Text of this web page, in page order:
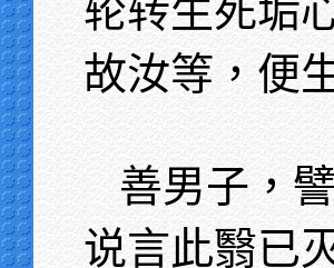
轮转生死垢
故汝等，便
善男子，
说言此翳已